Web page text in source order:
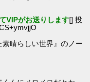
VIPがお送りします[] 投
晴らしい世界』のノー